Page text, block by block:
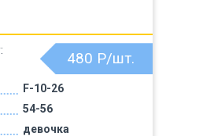
F-10-26
54-56
девочка
480 Р/шт.